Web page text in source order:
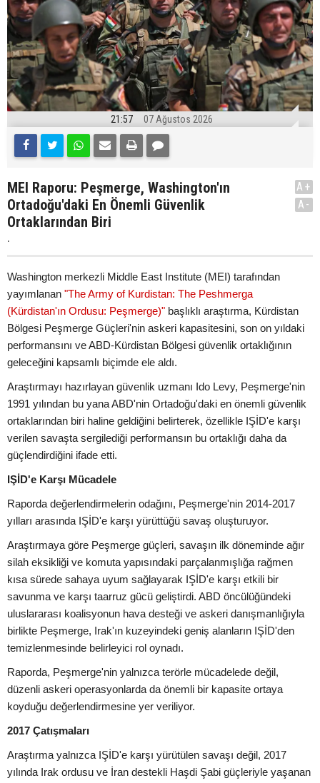
21:57 07 Ağustos 2026
MEI Raporu: Peşmerge, Washington'ın
Ortadoğu'daki En Önemli Güvenlik
Ortaklarından Biri
.
A+
A-
Washington merkezli Middle East Institute (MEI) tarafından
yayımlanan "The Army of Kurdistan: The Peshmerga
(Kürdistan'ın Ordusu: Peşmerge)" başlıklı araştırma, Kürdistan
Bölgesi Peşmerge Güçleri'nin askeri kapasitesini, son on yıldaki
performansını ve ABD-Kürdistan Bölgesi güvenlik ortaklığının
geleceğini kapsamlı biçimde ele aldı.
Araştırmayı hazırlayan güvenlik uzmanı Ido Levy, Peşmerge'nin
1991 yılından bu yana ABD'nin Ortadoğu'daki en önemli güvenlik
ortaklarından biri haline geldiğini belirterek, özellikle IŞİD'e karşı
verilen savaşta sergilediği performansın bu ortaklığı daha da
güçlendirdiğini ifade etti.
IŞİD'e Karşı Mücadele
Raporda değerlendirmelerin odağını, Peşmerge'nin 2014-2017
yılları arasında IŞİD'e karşı yürüttüğü savaş oluşturuyor.
Araştırmaya göre Peşmerge güçleri, savaşın ilk döneminde ağır
silah eksikliği ve komuta yapısındaki parçalanmışlığa rağmen
kısa sürede sahaya uyum sağlayarak IŞİD'e karşı etkili bir
savunma ve karşı taarruz gücü geliştirdi. ABD öncülüğündeki
uluslararası koalisyonun hava desteği ve askeri danışmanlığıyla
birlikte Peşmerge, Irak'ın kuzeyindeki geniş alanların IŞİD'den
temizlenmesinde belirleyici rol oynadı.
Raporda, Peşmerge'nin yalnızca terörle mücadelede değil,
düzenli askeri operasyonlarda da önemli bir kapasite ortaya
koyduğu değerlendirmesine yer veriliyor.
2017 Çatışmaları
Araştırma yalnızca IŞİD'e karşı yürütülen savaşı değil, 2017
yılında Irak ordusu ve İran destekli Haşdi Şabi güçleriyle yaşanan